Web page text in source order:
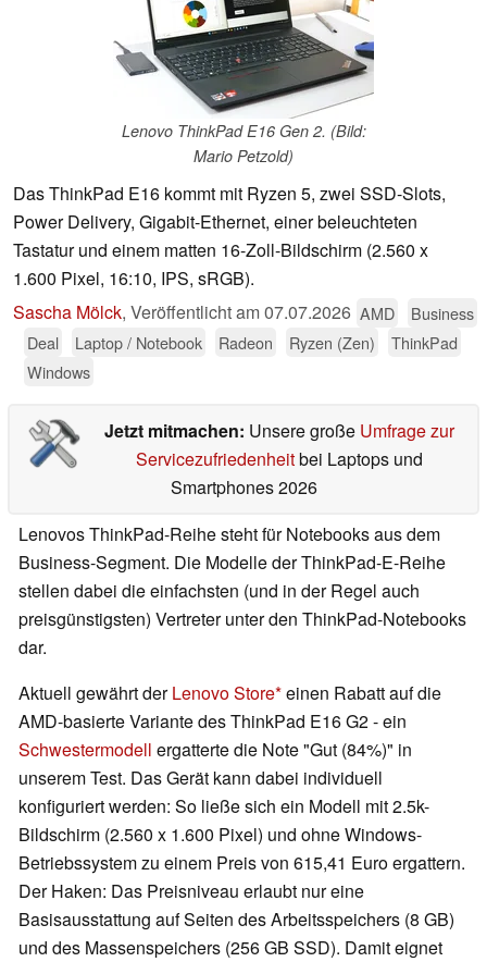
Lenovo ThinkPad E16 Gen 2. (Bild:
Mario Petzold)
Das ThinkPad E16 kommt mit Ryzen 5, zwei SSD-Slots,
Power Delivery, Gigabit-Ethernet, einer beleuchteten
Tastatur und einem matten 16-Zoll-Bildschirm (2.560 x
1.600 Pixel, 16:10, IPS, sRGB).
Sascha Mölck, Veröffentlicht am07.07.2026 AMD
Business
Deal
Laptop / Notebook Radeon Ryzen (Zen)
ThinkPad
Windows
Jetzt mitmachen: Unsere große Umfrage zur
Servicezufriedenheitbei Laptops und
Smartphones 2026
Lenovos ThinkPad-Reihe steht für Notebooks aus dem
Business-Segment. Die Modelle der ThinkPad-E-Reihe
stellen dabei die einfachsten (und in der Regel auch
preisgünstigsten) Vertreter unter den ThinkPad-Notebooks
dar.
Aktuell gewährt derLenovo Store einen Rabatt auf die
AMD-basierte Variante des ThinkPad E16 G2 - ein
Schwestermodell ergatterte die Note "Gut (84%)" in
unserem Test. Das Gerät kann dabei individuell
konfiguriert werden: So ließe sich ein Modell mit 2.5k-
Bildschirm (2.560 x 1.600 Pixel) und ohne Windows-
Betriebssystem zu einem Preis von 615,41 Euro ergattern.
Der Haken: Das Preisniveau erlaubt nur eine
Basisausstattung auf Seiten des Arbeitsspeichers (8 GB)
und des Massenspeichers (256 GB SSD). Damit eignet